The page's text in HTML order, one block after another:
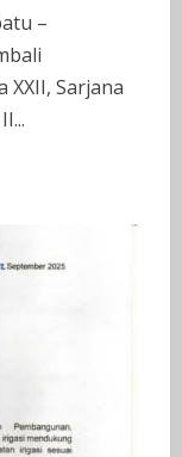
–
Sarjana